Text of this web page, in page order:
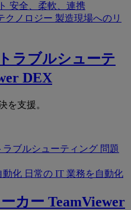
安全、柔軟、連携
クノロジー 製造現場へのリ
ラブルシューテ
DEX
を支援。
ブルシューティング 問題
動化 日常の IT 業務を自動化
カー TeamViewer